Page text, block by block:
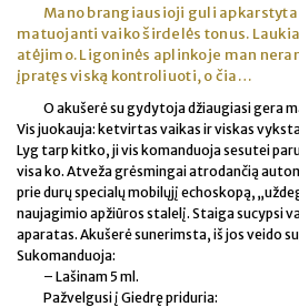
Mano brangiausioji guli
matuojanti vaiko širdelės tonus.
atėjimo. Ligoninės aplinkoje man
įpratęs viską kontroliuoti, o čia…
O akušerė su gydytoja džiaugiasi gera
Vis juokauja: ketvirtas vaikas ir viskas
Lyg tarp kitko, ji vis komanduoja sesutei
visa ko. Atveža grėsmingai atrodančią
prie durų specialų mobilųjį echoskopą,
naujagimio apžiūros stalelį. Staiga sucypsi
aparatas. Akušerė sunerimsta, iš jos veido
Sukomanduoja:
– Lašinam 5 ml.
Pažvelgusi į Giedrę priduria: